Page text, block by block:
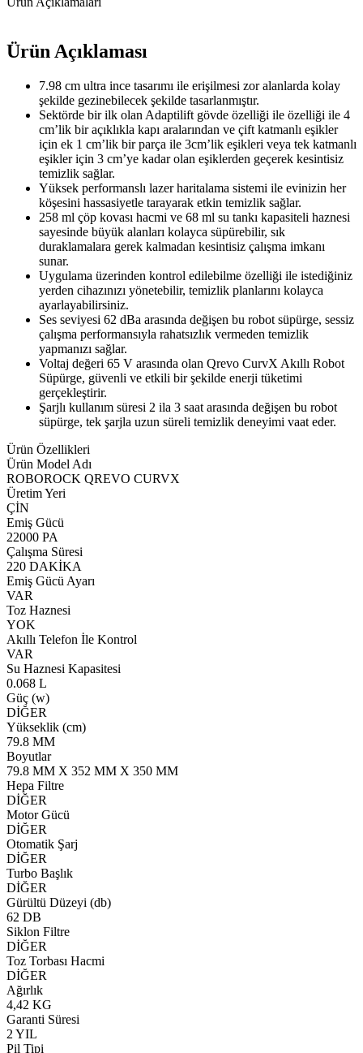
Ürün Açıklaması
7.98 cm ultra ince tasarımı ile erişilmesi zor alanlarda kolay
şekilde gezinebilecek şekilde tasarlanmıştır.
Sektörde bir ilk olan Adaptilift gövde özelliği ile özelliği ile 4
cm’lik bir açıklıkla kapı aralarından ve çift katmanlı eşikler
için ek 1 cm’lik bir parça ile 3cm’lik eşikleri veya tek katmanlı
eşikler için 3 cm’ye kadar olan eşiklerden geçerek kesintisiz
temizlik sağlar.
Yüksek performanslı lazer haritalama sistemi ile evinizin her
köşesini hassasiyetle tarayarak etkin temizlik sağlar.
258 ml çöp kovası hacmi ve 68 ml su tankı kapasiteli haznesi
sayesinde büyük alanları kolayca süpürebilir, sık
duraklamalara gerek kalmadan kesintisiz çalışma imkanı
sunar.
Uygulama üzerinden kontrol edilebilme özelliği ile istediğiniz
yerden cihazınızı yönetebilir, temizlik planlarını kolayca
ayarlayabilirsiniz.
Ses seviyesi 62 dBa arasında değişen bu robot süpürge, sessiz
çalışma performansıyla rahatsızlık vermeden temizlik
yapmanızı sağlar.
Voltaj değeri 65 V arasında olan Qrevo CurvX Akıllı Robot
Süpürge, güvenli ve etkili bir şekilde enerji tüketimi
gerçekleştirir.
Şarjlı kullanım süresi 2 ila 3 saat arasında değişen bu robot
süpürge, tek şarjla uzun süreli temizlik deneyimi vaat eder.
Ürün Özellikleri
Ürün Model Adı
ROBOROCK QREVO CURVX
Üretim Yeri
ÇİN
Emiş Gücü
22000 PA
Çalışma Süresi
220 DAKİKA
Emiş Gücü Ayarı
VAR
Toz Haznesi
YOK
Akıllı Telefon İle Kontrol
VAR
Su Haznesi Kapasitesi
0.068 L
Güç (w)
DİĞER
Yükseklik (cm)
79.8 MM
Boyutlar
79.8 MM X 352 MM X 350 MM
Hepa Filtre
DİĞER
Motor Gücü
DİĞER
Otomatik Şarj
DİĞER
Turbo Başlık
DİĞER
Gürültü Düzeyi (db)
62 DB
Siklon Filtre
DİĞER
Toz Torbası Hacmi
DİĞER
Ağırlık
4,42 KG
Garanti Süresi
2 YIL
Pil Tipi